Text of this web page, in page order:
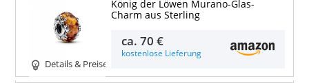
Details & Preise
König der Löwen Murano-Glas-
Charm aus Sterling
ca.70 €
kostenlose Lieferung